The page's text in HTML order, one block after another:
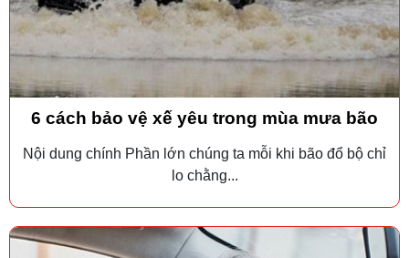
6 cách bảo vệ xế yêu trong mùa mưa bão
Nội dung chính Phần lớn chúng ta mỗi khi bão đổ bộ chỉ
lo chằng...